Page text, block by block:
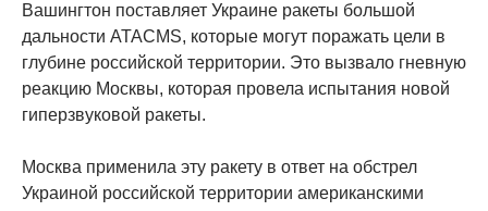
Вашингтон поставляет Украине ракеты большой
дальности ATACMS, которые могут поражать цели в
глубине российской территории. Это вызвало гневную
реакцию Москвы, которая провела испытания новой
гиперзвуковой ракеты.
Москва применила эту ракету в ответ на обстрел
Украиной российской территории американскими